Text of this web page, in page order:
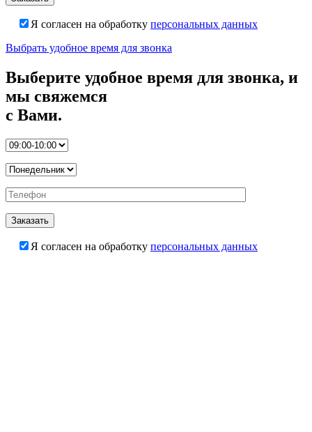
Я согласен на обработку персональных данных
Выбрать удобное время для звонка
Выберите удобное время для звонка, и
мы свяжемся
с Вами.
Я согласен на обработку персональных данных